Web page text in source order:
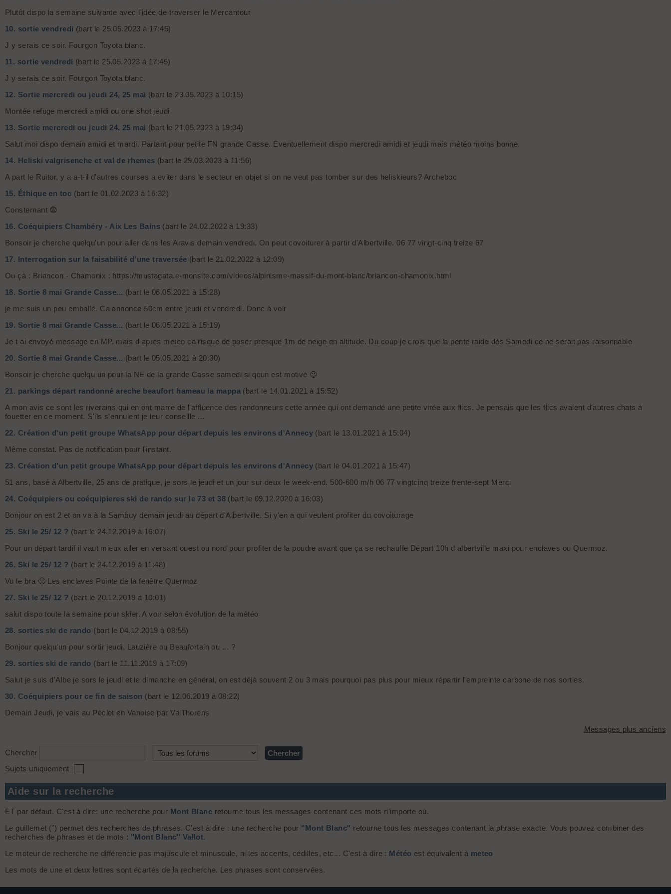
Plutôt dispo la semaine suivante avec l'idée de traverser le Mercantour
10. sortie vendredi (bart le 25.05.2023 à 17:45)
J y serais ce soir. Fourgon Toyota blanc.
11. sortie vendredi (bart le 25.05.2023 à 17:45)
J y serais ce soir. Fourgon Toyota blanc.
12. Sortie mercredi ou jeudi 24, 25 mai (bart le 23.05.2023 à 10:15)
Montée refuge mercredi amidi ou one shot jeudi
13. Sortie mercredi ou jeudi 24, 25 mai (bart le 21.05.2023 à 19:04)
Salut moi dispo demain amidi et mardi. Partant pour petite FN grande Casse. Éventuellement dispo mercredi amidi et jeudi mais météo moins bonne.
14. Heliski valgrisenche et val de rhemes (bart le 29.03.2023 à 11:56)
A part le Ruitor, y a a-t-il d'autres courses a eviter dans le secteur en objet si on ne veut pas tomber sur des heliskieurs? Archeboc
15. Éthique en toc (bart le 01.02.2023 à 16:32)
Consternant 😨
16. Coéquipiers Chambéry - Aix Les Bains (bart le 24.02.2022 à 19:33)
Bonsoir je cherche quelqu'un pour aller dans les Aravis demain vendredi. On peut covoiturer à partir d'Albertville. 06 77 vingt-cinq treize 67
17. Interrogation sur la faisabilité d'une traversée (bart le 21.02.2022 à 12:09)
Ou çà : Briancon - Chamonix : https://mustagata.e-monsite.com/videos/alpinisme-massif-du-mont-blanc/briancon-chamonix.html
18. Sortie 8 mai Grande Casse... (bart le 06.05.2021 à 15:28)
je me suis un peu emballé. Ca annonce 50cm entre jeudi et vendredi. Donc à voir
19. Sortie 8 mai Grande Casse... (bart le 06.05.2021 à 15:19)
Je t ai envoyé message en MP. mais d apres meteo ca risque de poser presque 1m de neige en altitude. Du coup je crois que la pente raide dès Samedi ce ne serait pas raisonnable
20. Sortie 8 mai Grande Casse... (bart le 05.05.2021 à 20:30)
Bonsoir je cherche quelqu un pour la NE de la grande Casse samedi si qqun est motivé 😉
21. parkings départ randonné areche beaufort hameau la mappa (bart le 14.01.2021 à 15:52)
A mon avis ce sont les riverains qui en ont marre de l'affluence des randonneurs cette année qui ont demandé une petite virée aux flics. Je pensais que les flics avaient d'autres chats à
fouetter en ce moment. S'ils s'ennuient je leur conseille ...
22. Création d'un petit groupe WhatsApp pour départ depuis les environs d'Annecy (bart le 13.01.2021 à 15:04)
Même constat. Pas de notification pour l'instant.
23. Création d'un petit groupe WhatsApp pour départ depuis les environs d'Annecy (bart le 04.01.2021 à 15:47)
51 ans, basé à Albertville, 25 ans de pratique, je sors le jeudi et un jour sur deux le week-end. 500-600 m/h 06 77 vingtcinq treize trente-sept Merci
24. Coéquipiers ou coéquipieres ski de rando sur le 73 et 38 (bart le 09.12.2020 à 16:03)
Bonjour on est 2 et on va à la Sambuy demain jeudi au départ d'Albertville. Si y'en a qui veulent profiter du covoiturage
25. Ski le 25/ 12 ? (bart le 24.12.2019 à 16:07)
Pour un départ tardif il vaut mieux aller en versant ouest ou nord pour profiter de la poudre avant que ça se rechauffe Départ 10h d albertville maxi pour enclaves ou Quermoz.
26. Ski le 25/ 12 ? (bart le 24.12.2019 à 11:48)
Vu le bra 🙁 Les enclaves Pointe de la fenêtre Quermoz
27. Ski le 25/ 12 ? (bart le 20.12.2019 à 10:01)
salut dispo toute la semaine pour skier. A voir selon évolution de la météo
28. sorties ski de rando (bart le 04.12.2019 à 08:55)
Bonjour quelqu'un pour sortir jeudi, Lauzière ou Beaufortain ou ... ?
29. sorties ski de rando (bart le 11.11.2019 à 17:09)
Salut je suis d'Albe je sors le jeudi et le dimanche en général, on est déjà souvent 2 ou 3 mais pourquoi pas plus pour mieux répartir l'empreinte carbone de nos sorties.
30. Coéquipiers pour ce fin de saison (bart le 12.06.2019 à 08:22)
Demain Jeudi, je vais au Péclet en Vanoise par ValThorens
Messages plus anciens
Chercher
Sujets uniquement
Aide sur la recherche
ET par défaut. C'est à dire: une recherche pour Mont Blanc retourne tous les messages contenant ces mots n'importe où.
Le guillemet (") permet des recherches de phrases. C'est à dire : une recherche pour "Mont Blanc" retourne tous les messages contenant la phrase exacte. Vous pouvez combiner des
recherches de phrases et de mots : "Mont Blanc" Vallot.
Le moteur de recherche ne différencie pas majuscule et minuscule, ni les accents, cédilles, etc... C'est à dire : Météo est équivalent à meteo
Les mots de une et deux lettres sont écartés de la recherche. Les phrases sont conservées.